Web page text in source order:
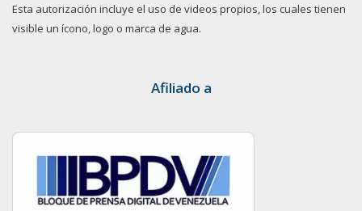
Esta autorización incluye el uso de videos propios, los cuales tienen
visible un ícono, logo o marca de agua.
Afiliado a